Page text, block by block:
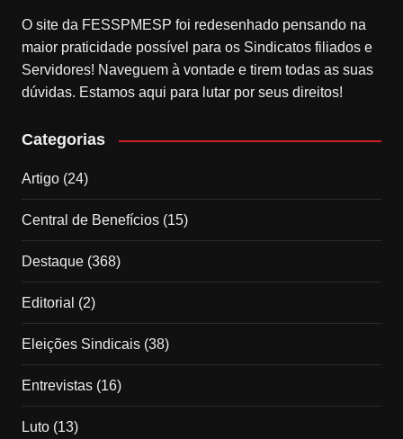
O site da FESSPMESP foi redesenhado pensando na
maior praticidade possível para os Sindicatos filiados e
Servidores! Naveguem à vontade e tirem todas as suas
dúvidas. Estamos aqui para lutar por seus direitos!
Categorias
Artigo(24)
Central de Benefícios(15)
Destaque(368)
Editorial (2)
Eleições Sindicais(38)
Entrevistas(16)
Luto(13)